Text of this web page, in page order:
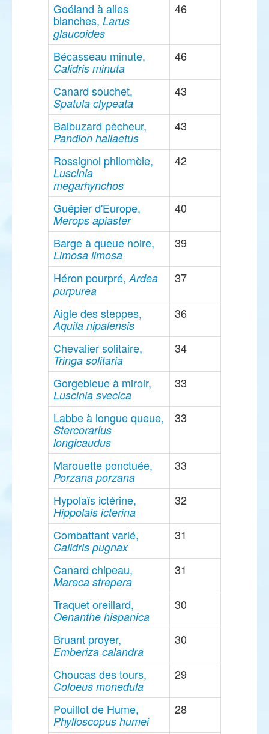
Goéland à ailes
blanches, Larus
glaucoides
46
Bécasseau minute,
Calidris minuta
46
Canard souchet,
Spatula clypeata
43
Balbuzard pêcheur,
Pandion haliaetus
43
Rossignol philomèle,
Luscinia
megarhynchos
42
Guêpier d'Europe,
Merops apiaster
40
Barge à queue noire,
Limosa limosa
39
Héron pourpré,Ardea
purpurea
37
Aigle des steppes,
Aquila nipalensis
36
Chevalier solitaire,
Tringa solitaria
34
Gorgebleue à miroir,
Luscinia svecica
33
Labbe à longue queue,
Stercorarius
longicaudus
33
Marouette ponctuée,
Porzana porzana
33
Hypolaïs ictérine,
Hippolais icterina
32
Combattant varié,
Calidris pugnax
31
Canard chipeau,
Mareca strepera
31
Traquet oreillard,
Oenanthe hispanica
30
Bruant proyer,
Emberiza calandra
30
Choucas des tours,
Coloeus monedula
29
Pouillot de Hume,
Phylloscopus humei
28